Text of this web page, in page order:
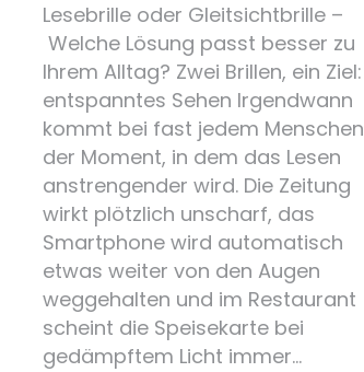
Lesebrille oder Gleitsichtbrille –
Welche Lösung passt besser zu
Ihrem Alltag? Zwei Brillen, ein Ziel:
entspanntes Sehen Irgendwann
kommt bei fast jedem Menschen
der Moment, in dem das Lesen
anstrengender wird. Die Zeitung
wirkt plötzlich unscharf, das
Smartphone wird automatisch
etwas weiter von den Augen
weggehalten und im Restaurant
scheint die Speisekarte bei
gedämpftem Licht immer…